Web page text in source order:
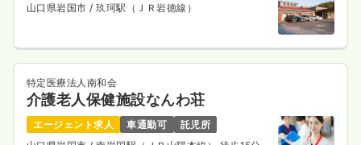
山口県岩国市 / 玖珂駅（ＪＲ岩徳線）
特定医療法人南和会
介護老人保健施設なんわ荘
エージェント求人 車通勤可
託児所